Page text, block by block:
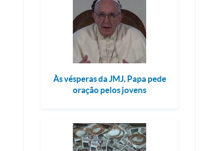
Às vésperas da JMJ, Papa pede
oração pelos jovens